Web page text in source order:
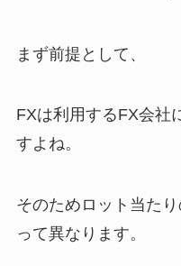
まず前提として、
FXは利用するFX会社
すよね。
そのためロット当た
って異なります。